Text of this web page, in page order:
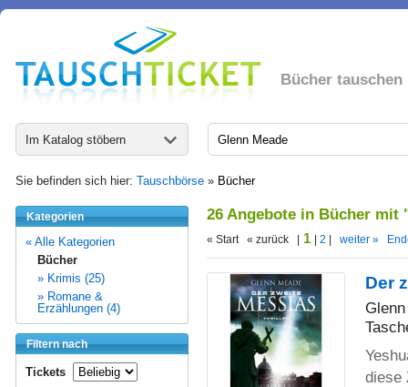
Bücher tauschen
Im Katalog stöbern
Sie befinden sich hier: Tauschbörse » Bücher
Kategorien
« Alle Kategorien
Bücher
» Krimis (25)
» Romane &
Erzählungen (4)
Filtern nach
Tickets
26 Angebote in Bücher mit
« Start « zurück | 1 2 weiter »
Der
diese